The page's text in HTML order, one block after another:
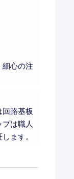
心の注
路基板
は職人
ます。